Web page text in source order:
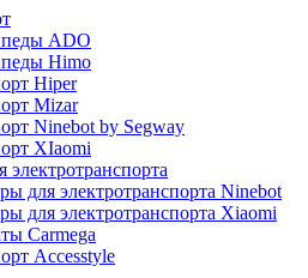
ADO
Himo
Hiper
Mizar
Ninebot by Segway
XIaomi
электротранспорта
для электротранспорта Ninebot
для электротранспорта Xiaomi
Carmega
Accesstyle